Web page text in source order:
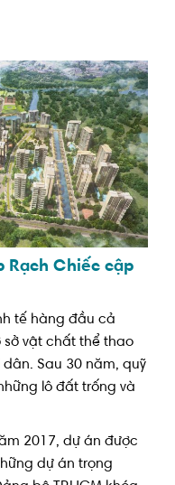
Rạch Chiếc cập
tế hàng đầu cả
sở vật chất thể thao
Sau 30 năm, quỹ
lô đất trống và
2017, dự án được
dự án trọng